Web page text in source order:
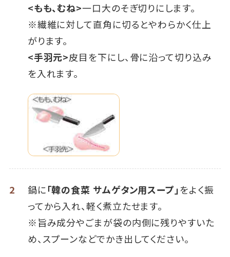
<もも、むね>一口大のそぎ切りにします。
※繊維に対して直角に切るとやわらかく仕上
がります。
<手羽元>皮目を下にし、骨に沿って切り込み
を入れます。
2 鍋に「韓の食菜 サムゲタン用スープ」をよく振
ってから入れ、軽く煮立たせます。
※旨み成分やごまが袋の内側に残りやすいた
め、スプーンなどでかき出してください。